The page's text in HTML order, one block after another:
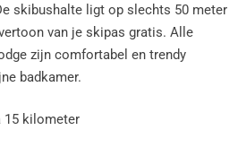
skibushalte ligt op slechts 50 meter
van je skipas gratis. Alle
zijn comfortabel en trendy
badkamer.
15 kilometer